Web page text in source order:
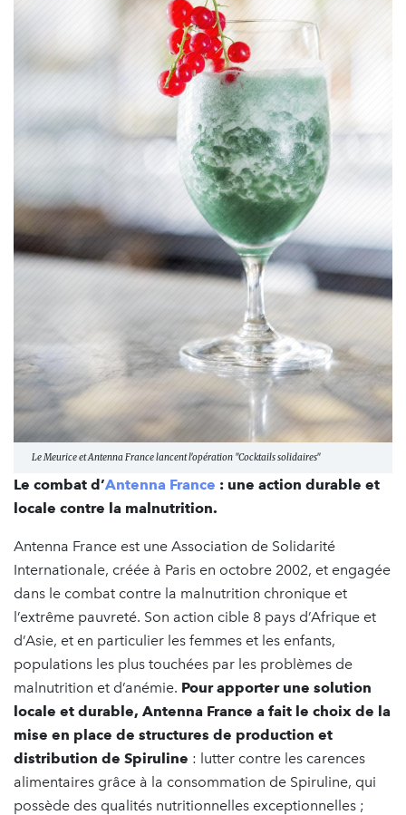
Le Meurice et Antenna France lancent l'opération "Cocktails solidaires"
Le combat d’Antenna France : une action durable et
locale contre la malnutrition.
Antenna France est une Association de Solidarité
Internationale, créée à Paris en octobre 2002, et engagée
dans le combat contre la malnutrition chronique et
l’extrême pauvreté. Son action cible 8 pays d’Afrique et
d’Asie, et en particulier les femmes et les enfants,
populations les plus touchées par les problèmes de
malnutrition et d’anémie. Pour apporter une solution
locale et durable, Antenna France a fait le choix de la
mise en place de structures de production et
distribution de Spiruline : lutter contre les carences
alimentaires grâce à la consommation de Spiruline, qui
possède des qualités nutritionnelles exceptionnelles ;